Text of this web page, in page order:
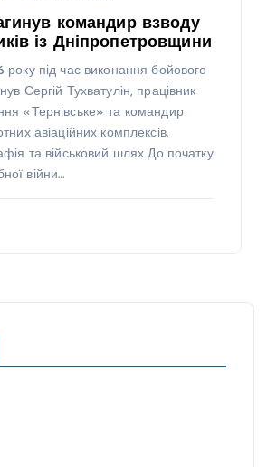
командир взводу
із Дніпропетровщини
під час виконання бойового
Сергій Тухватулін, працівник
«Тернівське» та командир
авіаційних комплексів.
та військовий шлях До початку
війни…